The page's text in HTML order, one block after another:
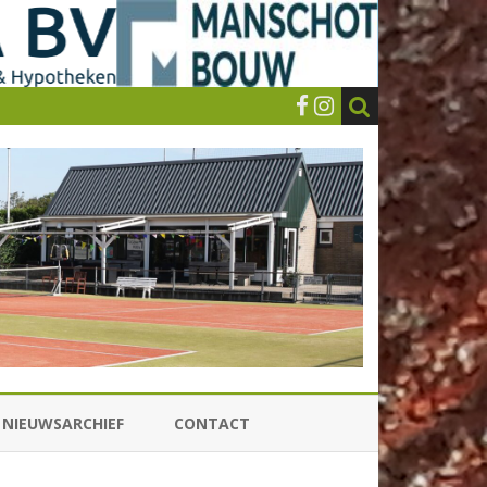
NIEUWSARCHIEF CONTACT